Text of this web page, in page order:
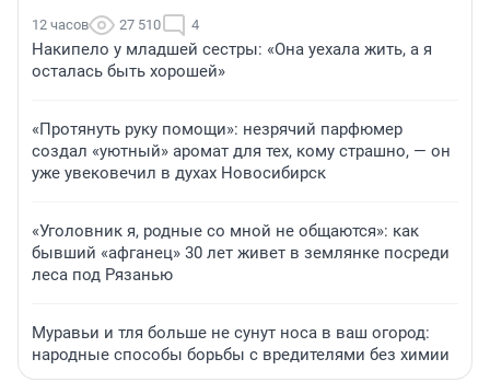
12 часов 27 510 4
Накипело у младшей сестры: «Она уехала жить, а я
осталась быть хорошей»
«Протянуть руку помощи»: незрячий парфюмер
создал «уютный» аромат для тех, кому страшно, — он
уже увековечил в духах Новосибирск
«Уголовник я, родные со мной не общаются»: как
бывший «афганец» 30 лет живет в землянке посреди
леса под Рязанью
Муравьи и тля больше не сунут носа в ваш огород:
народные способы борьбы с вредителями без химии